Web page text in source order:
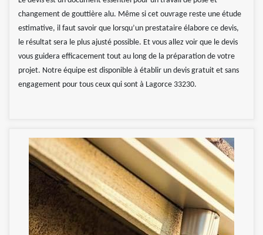
changement de gouttière alu. Même si cet ouvrage reste une étude
estimative, il faut savoir que lorsqu’un prestataire élabore ce devis,
le résultat sera le plus ajusté possible. Et vous allez voir que le devis
vous guidera efficacement tout au long de la préparation de votre
projet. Notre équipe est disponible à établir un devis gratuit et sans
engagement pour tous ceux qui sont à Lagorce 33230.